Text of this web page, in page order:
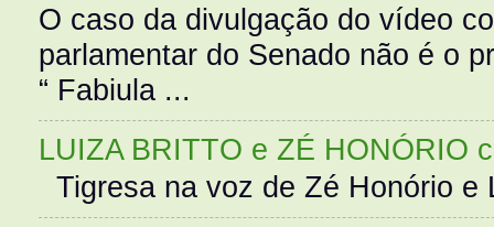
O caso da divulgação do vídeo
parlamentar do Senado não é o
“ Fabiula ...
LUIZA BRITTO e ZÉ HONÓRIO
Tigresa na voz de Zé Honório